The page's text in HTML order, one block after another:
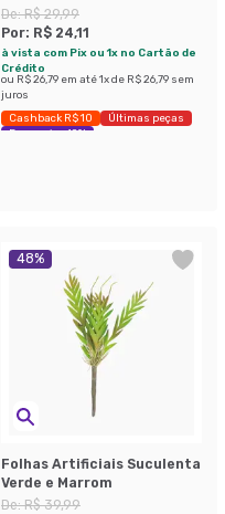
De:R$ 29,99
Por: R$ 24,11
à vista com Pix ou 1x no Cartão de
Crédito
ou R$ 26,79 em até1x de R$ 26,79 sem
juros
Cashback R$ 10
Últimas peças
Economize 19%
48%
Folhas Artificiais Suculenta
Verde e Marrom
De:R$ 39,99